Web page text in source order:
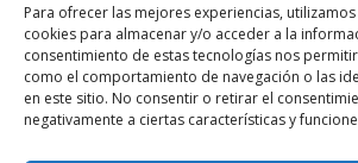
Para ofrecer las mejores experiencias,
cookies para almacenar y/o acceder a la
consentimiento de estas tecnologías nos
como el comportamiento de navegación o las
en este sitio. No consentir o retirar el
negativamente a ciertas características y
...................................
Design & Promotions ByHitred.com